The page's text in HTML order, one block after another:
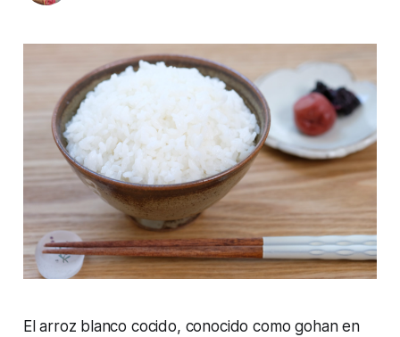
El arroz blanco cocido, conocido como gohan en